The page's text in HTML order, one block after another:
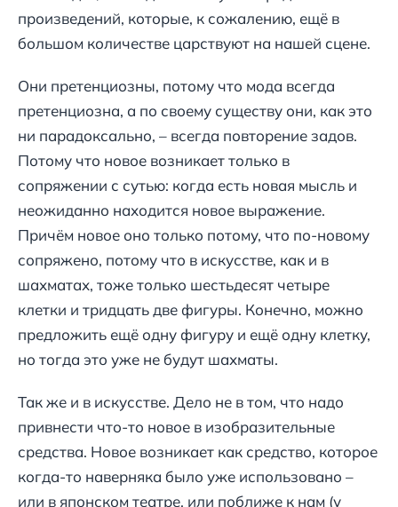
произведений, которые, к сожалению, ещё в
большом количестве царствуют на нашей сцене.
Они претенциозны, потому что мода всегда
претенциозна, а по своему существу они, как это
ни парадоксально, – всегда повторение задов.
Потому что новое возникает только в
сопряжении с сутью: когда есть новая мысль и
неожиданно находится новое выражение.
Причём новое оно только потому, что по-новому
сопряжено, потому что в искусстве, как и в
шахматах, тоже только шестьдесят четыре
клетки и тридцать две фигуры. Конечно, можно
предложить ещё одну фигуру и ещё одну клетку,
но тогда это уже не будут шахматы.
Так же и в искусстве. Дело не в том, что надо
привнести что-то новое в изобразительные
средства. Новое возникает как средство, которое
когда-то наверняка было уже использовано –
или в японском театре, или поближе к нам (у